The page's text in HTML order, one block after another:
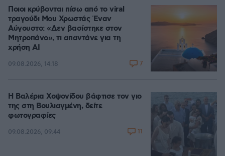
Ποιοι κρύβονται πίσω από το viral
τραγούδι Μου Χρωστάς Έναν
Αύγουστο: «Δεν βασίστηκε στον
Μητροπάνο», τι απαντάνε για τη
χρήση AI
09.08.2026, 14:18 7
Η Βαλέρια Χοψονίδου βάφτισε τον γιο
της στη Βουλιαγμένη, δείτε
φωτογραφίες
09.08.2026, 09:44 11